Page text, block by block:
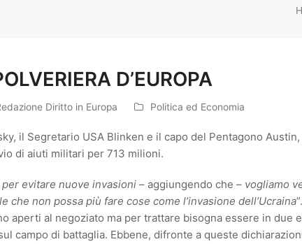
D’EUROPA
Diritto in Europa Politica ed Economia
il Segretario USA Blinken e il capo del Pentagono Austin,
di aiuti militari per 713 milioni.
evitare nuove invasioni – aggiungendo che – vogliamo
che non possa più fare cose come l’invasione dell’Ucraina
aperti al negoziato ma per trattare bisogna essere in due
campo di battaglia. Ebbene, difronte a queste